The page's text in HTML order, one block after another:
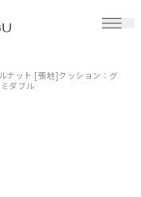
ナット [張地]クッション：グ
ダブル